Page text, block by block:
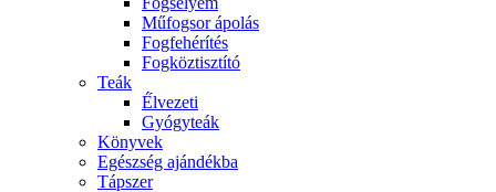
Műfogsor ápolás
Fogfehérítés
Fogköztisztító
Teák
É́lvezeti
Gyógyteák
Könyvek
Egészség ajándékba
Tápszer